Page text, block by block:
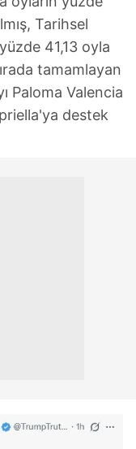
Tarihsel
41,13 oyla
tamamlayan
Paloma Valencia
destek